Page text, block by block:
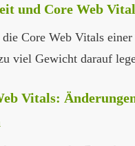
und Core Web
Core Web Vitals
viel Gewicht darauf
Vitals: